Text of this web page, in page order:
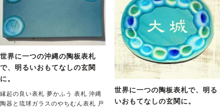
世界に一つの沖縄の陶板表札
で、明るいおもてなしの玄関
に。
縁起の良い表札 夢かふう 表札 沖縄
陶器と琉球ガラスのやちむん表札 戸
世界に一つの陶板表札で、明る
いおもてなしの玄関に。